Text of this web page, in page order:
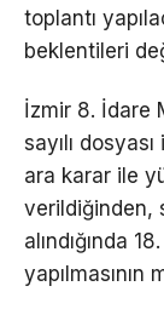
toplantı
beklentileri
İzmir 8. İdare
sayılı
ara karar ile
verildiğinden,
alındığında
yapılmasının